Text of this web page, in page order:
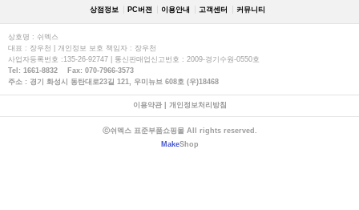
상점정보 PC버젼 이용안내 고객센터 커뮤니티
상호명 : 쉬멕스
대표 : 장우천 | 개인정보 보호 책임자 : 장우천
사업자등록번호 :135-26-92747 | 통신판매업신고번호 : 2009-경기수원-0550호
Tel: 1661-8832 Fax: 070-7966-3573
주소 : 경기 화성시 동탄대로23길 121, 우미뉴브 608호 (우)18468
이용약관| 개인정보처리방침
ⓒ쉬멕스 표준부품쇼핑몰 All rights reserved.
MakeShop